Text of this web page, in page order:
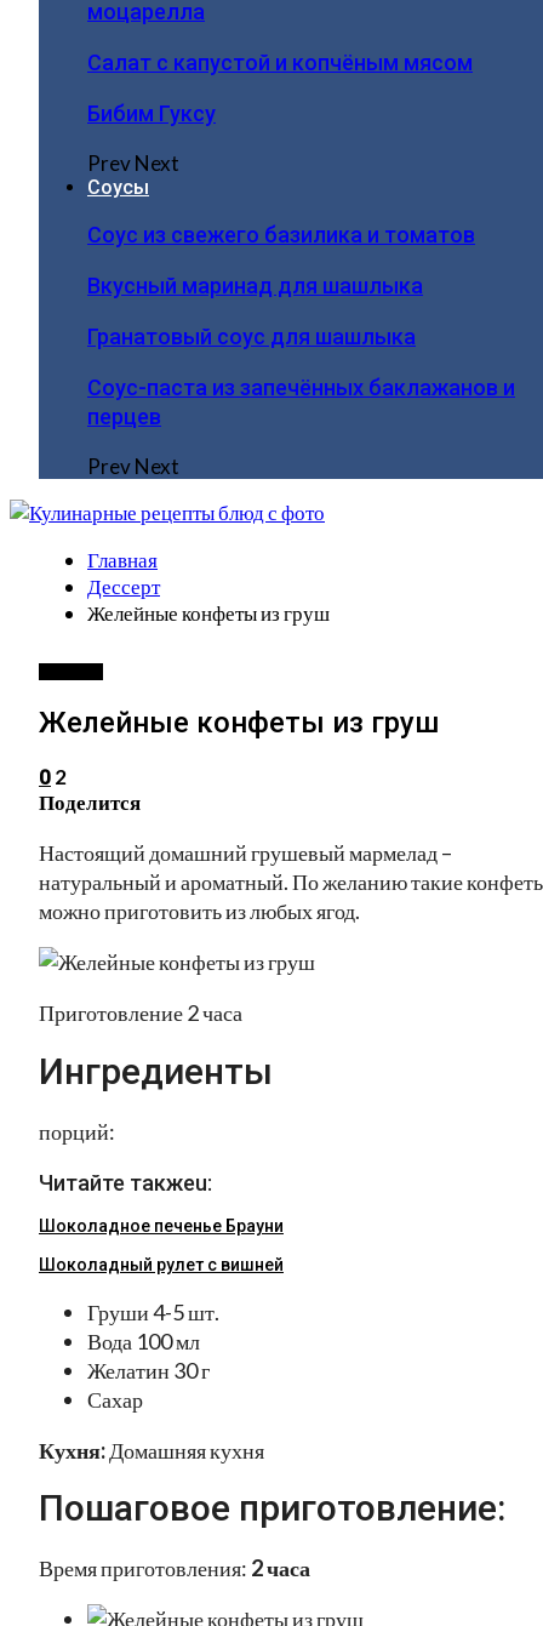
моцарелла
Салат с капустой и копчёным мясом
Бибим Гуксу
PrevNext
Соусы
Соус из свежего базилика и томатов
Вкусный маринад для шашлыка
Гранатовый соус для шашлыка
Соус-паста из запечённых баклажанов и
перцев
PrevNext
Главная
Дессерт
Желейные конфеты из груш
Желейные конфеты из груш
0 2
Поделится
Настоящий домашний грушевый мармелад –
натуральный и ароматный. По желанию такие
можно приготовить из любых ягод.
Приготовление 2 часа
Ингредиенты
порций:
Читайте такжеu:
Шоколадное печенье Брауни
Шоколадный рулет с вишней
Груши 4-5 шт.
Вода 100 мл
Желатин 30 г
Сахар
Кухня: Домашняя кухня
Пошаговое приготовление:
Время приготовления: 2 часа